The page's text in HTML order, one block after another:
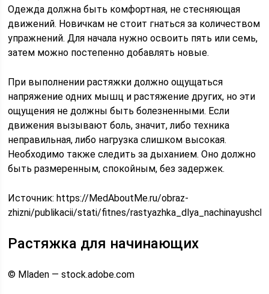
Одежда должна быть комфортная, не стесняющая
движений. Новичкам не стоит гнаться за количеством
упражнений. Для начала нужно освоить пять или семь,
затем можно постепенно добавлять новые.
При выполнении растяжки должно ощущаться
напряжение одних мышц и растяжение других, но эти
ощущения не должны быть болезненными. Если
движения вызывают боль, значит, либо техника
неправильная, либо нагрузка слишком высокая.
Необходимо также следить за дыханием. Оно должно
быть размеренным, спокойным, без задержек.
Источник:https://MedAboutMe.ru/obraz-
zhizni/publikacii/stati/fitnes/
Растяжка для начинающих
© Mladen — stock.adobe.com